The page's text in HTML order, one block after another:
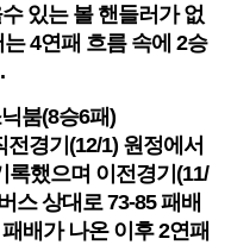
있는 볼 핸들러가 없
4연패 흐름 속에 2승
붐(8승6패)
경기(12/1) 원정에서
록했으며 이전경기(11/
스 상대로 73-85 패배
배가 나온 이후 2연패